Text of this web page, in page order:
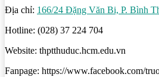
Địa chỉ: 166/24 Đặng Văn Bi, P. Bình
Hotline: (028) 37 224 704
Website: thptthuduc.hcm.edu.vn
Fanpage: https://www.facebook.com/